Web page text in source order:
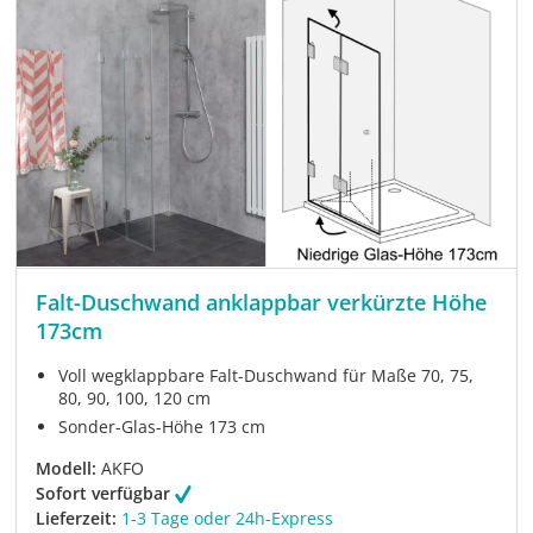
Falt-Duschwand anklappbar verkürzte Höhe
173cm
Voll wegklappbare Falt-Duschwand für Maße 70, 75,
80, 90, 100, 120 cm
Sonder-Glas-Höhe 173 cm
Modell: AKFO
Sofort verfügbar
Lieferzeit: 1-3 Tage oder 24h-Express